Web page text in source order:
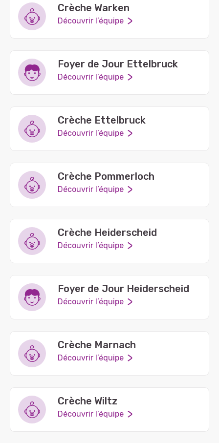
Crèche Warken
Découvrir l’équipe
Foyer de Jour Ettelbruck
Découvrir l’équipe
Crèche Ettelbruck
Découvrir l’équipe
Crèche Pommerloch
Découvrir l’équipe
Crèche Heiderscheid
Découvrir l’équipe
Foyer de Jour Heiderscheid
Découvrir l’équipe
Crèche Marnach
Découvrir l’équipe
Crèche Wiltz
Découvrir l’équipe